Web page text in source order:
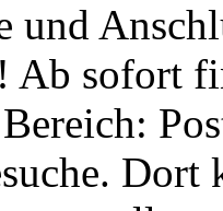
und
Ab sofort